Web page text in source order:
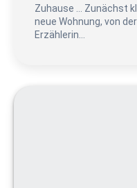
Zuhause … Zunächst
neue Wohnung, von
Erzählerin…